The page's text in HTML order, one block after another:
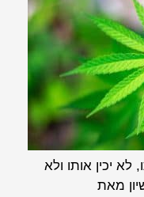
לא יכין אותו ולא
מאת